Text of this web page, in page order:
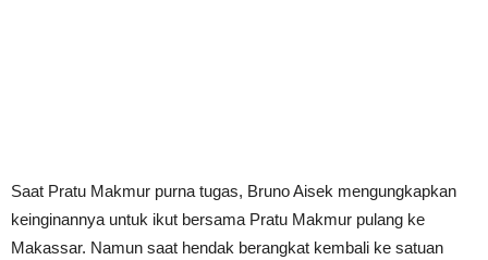
Saat Pratu Makmur purna tugas, Bruno Aisek mengungkapkan
keinginannya untuk ikut bersama Pratu Makmur pulang ke
Makassar. Namun saat hendak berangkat kembali ke satuan